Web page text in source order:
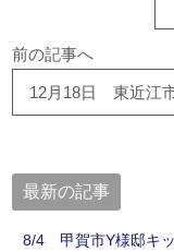
前の記事へ
最新の記事
8/4 甲賀市Y様邸キッ